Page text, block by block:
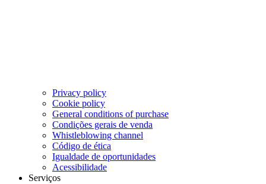
Privacy policy
Cookie policy
General conditions of purchase
Condições gerais de venda
Whistleblowing channel
Código de ética
Igualdade de oportunidades
Acessibilidade
Serviços